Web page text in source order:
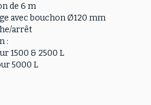
de 6 m
avec bouchon Ø120 mm
arrêt
:
1500 & 2500 L
5000 L